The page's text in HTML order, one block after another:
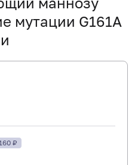
мутации G161A
₽